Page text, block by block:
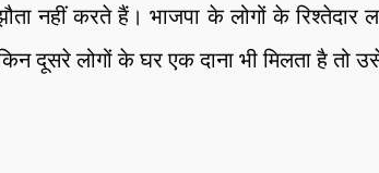
नहीं करते हैं। भाजपा के लोगों के
दूसरे लोगों के घर एक दाना भी मिलता है तो